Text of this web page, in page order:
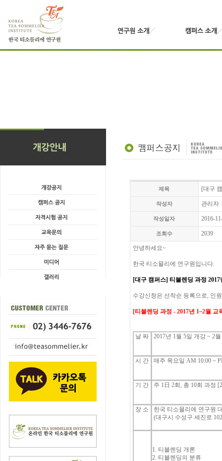
제목 [대구
작성자 관리자
작성일자 2016-
조회수 2039
안녕하세요~
한국 티소믈리에 연구원입니다.
[대구 캠퍼스] 티블렌딩 과정 2017
수강신청은 선착순 등록으로, 인원
[티블렌딩 과정 - 2017년 1~2월 교
날 짜 2017년 1월 5일 개강 ~ 2월
시 간 매주 목요일 AM 10:00 ~
기 간 주 1 日 2회, 총 10회 과정
장 소
한국 티소믈리에 연구원
(대구시 수성구 세진로
1. 티블렌딩 개론
2. 티블렌딩의 분류